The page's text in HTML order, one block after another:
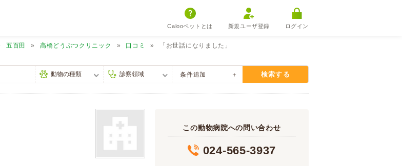
Calooペットとは 新規ユーザ登録 ログイン
五百田 高橋どうぶつクリニック 口コミ 「お世話になりました」
条件追加 検索する
この動物病院への問い合わせ
024-565-3937